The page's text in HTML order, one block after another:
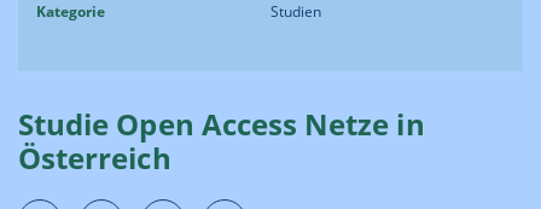
Kategorie
Studien
Studie Open Access Netze in
Österreich